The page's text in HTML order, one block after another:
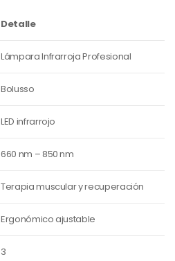
Detalle
Lámpara Infrarroja Profesional
Bolusso
LED infrarrojo
660 nm – 850 nm
Terapia muscular y recuperación
Ergonómico ajustable
3